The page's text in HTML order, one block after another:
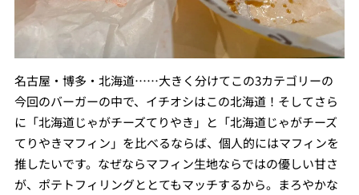
名古屋・博多・北海道……大きく分けてこの3カテゴリーの
今回のバーガーの中で、イチオシはこの北海道！そしてさら
に「北海道じゃがチーズてりやき」と「北海道じゃがチーズ
てりやきマフィン」を比べるならば、個人的にはマフィンを
推したいです。なぜならマフィン生地ならではの優しい甘さ
が、ポテトフィリングととてもマッチするから。まろやかな